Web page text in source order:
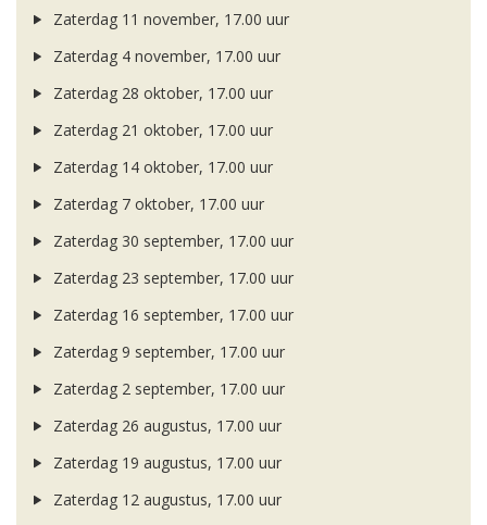
Zaterdag 11 november, 17.00 uur
Zaterdag 4 november, 17.00 uur
Zaterdag 28 oktober, 17.00 uur
Zaterdag 21 oktober, 17.00 uur
Zaterdag 14 oktober, 17.00 uur
Zaterdag 7 oktober, 17.00 uur
Zaterdag 30 september, 17.00 uur
Zaterdag 23 september, 17.00 uur
Zaterdag 16 september, 17.00 uur
Zaterdag 9 september, 17.00 uur
Zaterdag 2 september, 17.00 uur
Zaterdag 26 augustus, 17.00 uur
Zaterdag 19 augustus, 17.00 uur
Zaterdag 12 augustus, 17.00 uur